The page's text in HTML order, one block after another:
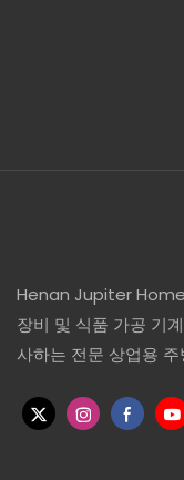
Henan Jupiter
장비 및 식품 가공 기
사하는 전문 상업용